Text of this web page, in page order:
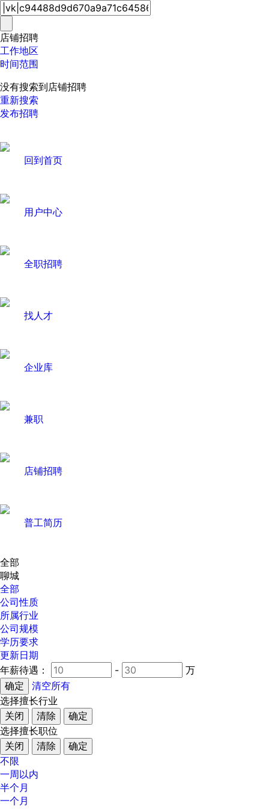
店铺招聘
工作地区
时间范围
没有搜索到店铺招聘
重新搜索
发布招聘
回到首页
用户中心
全职招聘
找人才
企业库
兼职
店铺招聘
普工简历
全部
聊城
全部
公司性质
所属行业
公司规模
学历要求
更新日期
年薪待遇：
-
万
清空所有
选择擅长行业
关闭
清除
确定
选择擅长职位
关闭
清除
确定
不限
一周以内
半个月
一个月